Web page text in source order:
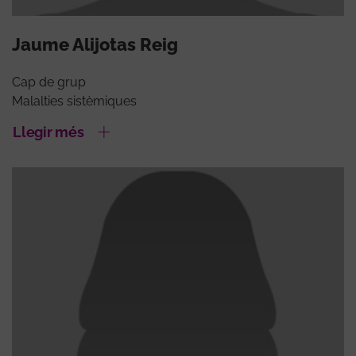
Jaume Alijotas Reig
Cap de grup
Malalties sistèmiques
Llegir més